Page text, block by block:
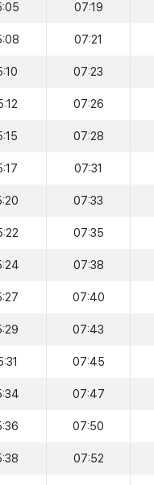
07:19
07:21
07:23
07:26
07:28
07:31
07:33
07:35
07:38
07:40
07:43
07:45
07:47
07:50
07:52